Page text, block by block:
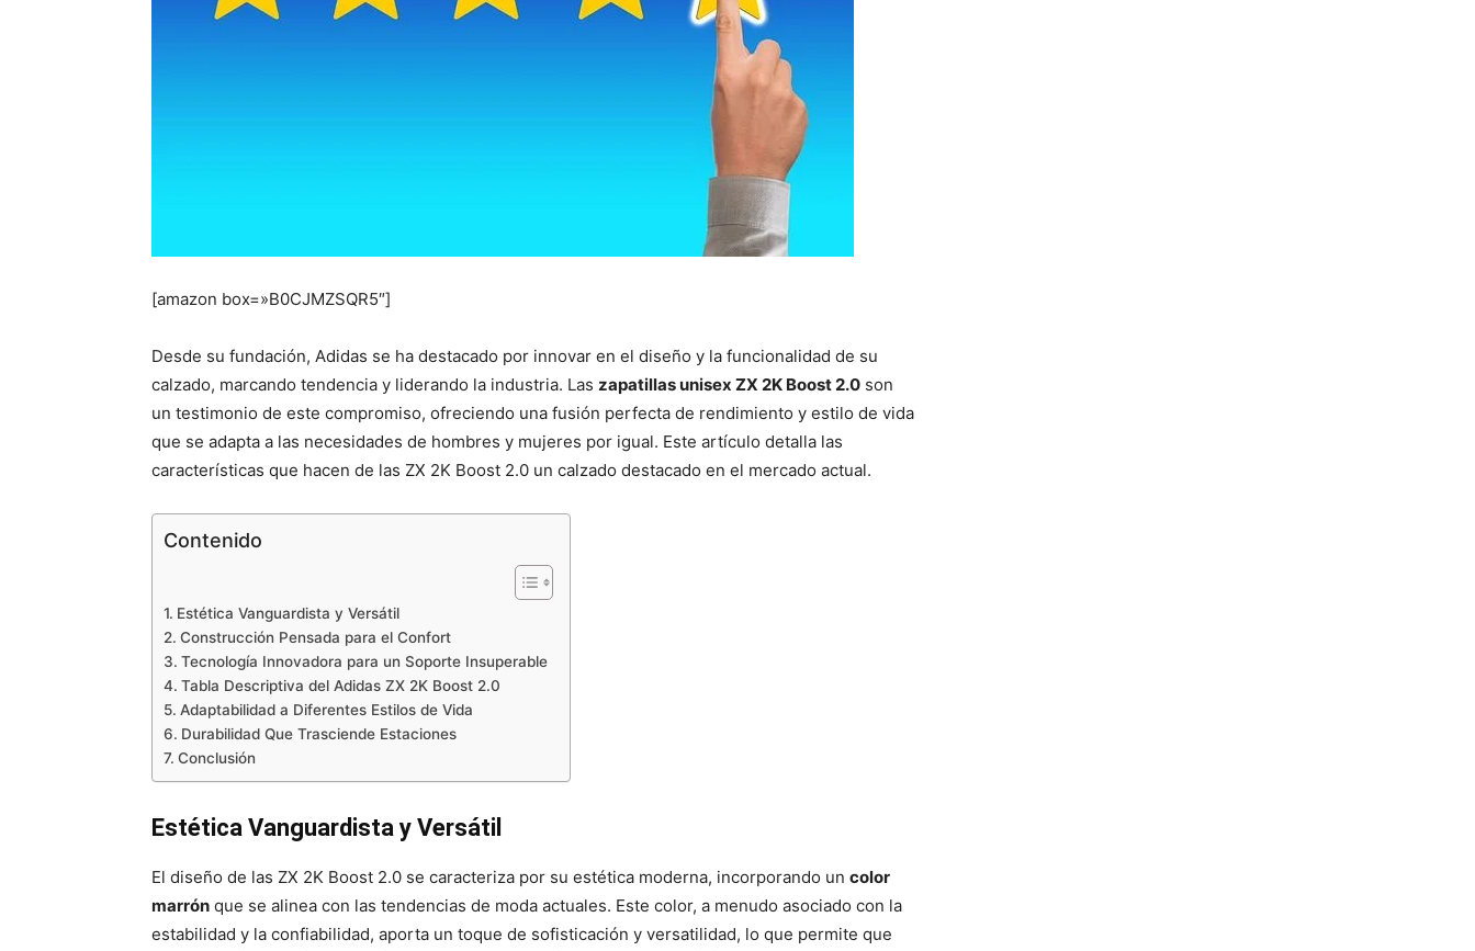
[amazon box=»B0CJMZSQR5″]
Desde su fundación, Adidas se ha destacado por innovar en el diseño y la funcionalidad de su
calzado, marcando tendencia y liderando la industria. Las zapatillas unisex ZX 2K Boost 2.0 son
un testimonio de este compromiso, ofreciendo una fusión perfecta de rendimiento y estilo de vida
que se adapta a las necesidades de hombres y mujeres por igual. Este artículo detalla las
características que hacen de las ZX 2K Boost 2.0 un calzado destacado en el mercado actual.
Contenido
Estética Vanguardista y Versátil
Construcción Pensada para el Confort
Tecnología Innovadora para un Soporte Insuperable
Tabla Descriptiva del Adidas ZX 2K Boost 2.0
Adaptabilidad a Diferentes Estilos de Vida
Durabilidad Que Trasciende Estaciones
Conclusión
Estética Vanguardista y Versátil
El diseño de las ZX 2K Boost 2.0 se caracteriza por su estética moderna, incorporando un color
marrón que se alinea con las tendencias de moda actuales. Este color, a menudo asociado con la
estabilidad y la confiabilidad, aporta un toque de sofisticación y versatilidad, lo que permite que